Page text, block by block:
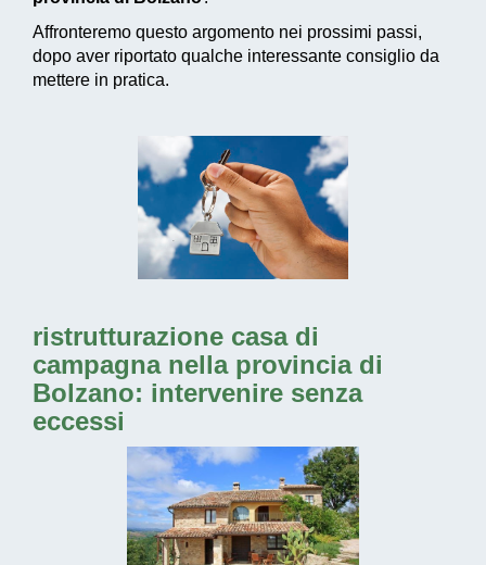
Affronteremo questo argomento nei prossimi passi,
dopo aver riportato qualche interessante consiglio da
mettere in pratica.
ristrutturazione casa di
campagna nella provincia di
Bolzano: intervenire senza
eccessi